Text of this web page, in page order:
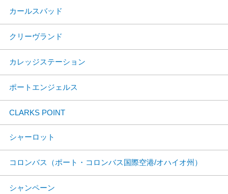
カールスバッド
クリーヴランド
カレッジステーション
ポートエンジェルス
CLARKS POINT
シャーロット
コロンバス（ポート・コロンバス国際空港/オハイオ州）
シャンペーン